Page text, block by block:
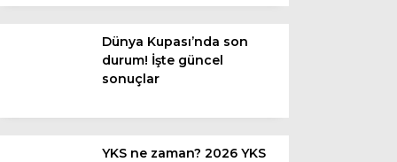
Ekonomi
Dünya Kupası’nda son
durum! İşte güncel
sonuçlar
YKS ne zaman? 2026 YKS